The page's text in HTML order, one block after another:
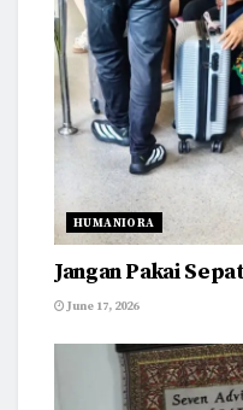
HUMANIORA
Jangan Pakai
June 17, 2026